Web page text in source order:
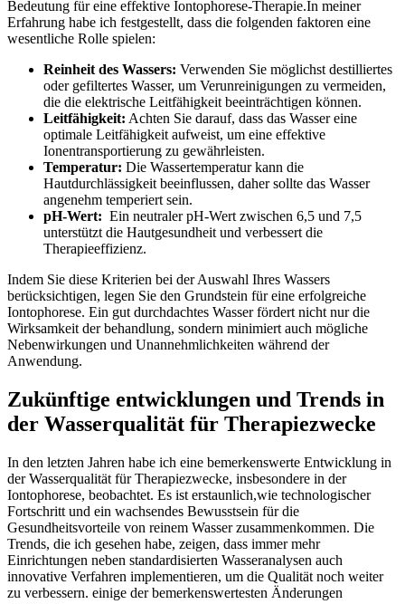
Bedeutung ‌für ​eine effektive Iontophorese-Therapie.In ​meiner
Erfahrung habe ich ⁢festgestellt,​ dass die folgenden faktoren ⁢eine
wesentliche Rolle spielen:
Reinheit des Wassers: Verwenden Sie⁣ möglichst destilliertes ​
oder gefiltertes Wasser, um‍ Verunreinigungen ‍zu vermeiden,
die die elektrische Leitfähigkeit ‌beeinträchtigen ⁢können.
Leitfähigkeit: Achten Sie darauf, dass das Wasser eine
optimale Leitfähigkeit ‍aufweist, um eine effektive
Ionentransportierung zu gewährleisten.
Temperatur: Die ⁣Wassertemperatur kann die
‌Hautdurchlässigkeit beeinflussen, ⁣daher sollte das​ Wasser
angenehm temperiert⁢ sein.
pH-Wert: ‌ Ein ⁤neutraler pH-Wert ⁤zwischen 6,5 und 7,5
unterstützt die Hautgesundheit und verbessert⁤ die
Therapieeffizienz.
Indem Sie diese Kriterien bei der Auswahl Ihres Wassers
berücksichtigen,⁤ legen Sie den Grundstein für eine erfolgreiche
Iontophorese.⁤ Ein ‍gut durchdachtes Wasser fördert nicht nur ‍die
⁢Wirksamkeit der behandlung, sondern ⁣minimiert auch mögliche
Nebenwirkungen und Unannehmlichkeiten während⁢ der
Anwendung.
Zukünftige entwicklungen und Trends in‌
der Wasserqualität‍ für ⁢Therapiezwecke
In den letzten ⁢Jahren‌ habe ich ⁤eine bemerkenswerte Entwicklung in
der Wasserqualität für ⁤Therapiezwecke, insbesondere in der
Iontophorese, beobachtet. Es‌ ist erstaunlich,wie ⁣technologischer‍
Fortschritt ‌und ein wachsendes ‌Bewusstsein für die
‌Gesundheitsvorteile von reinem Wasser zusammenkommen. Die
Trends, die ich⁢ gesehen habe, zeigen, dass immer mehr
Einrichtungen neben standardisierten Wasseranalysen auch
innovative Verfahren ⁤implementieren,‌ um die Qualität noch ​weiter
zu verbessern.‌ einige der bemerkenswertesten Änderungen